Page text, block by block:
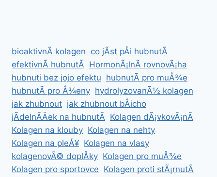
bioaktivnÃ­ kolagen co jÃ­st pÅi hubnutÃ­
efektivnÃ­ hubnutÃ­ HormonÃ¡lnÃ­ rovnovÃ¡ha
hubnuti bez jojo efektu hubnutÃ­ pro muÅ¾e
hubnutÃ­ pro Å¾eny hydrolyzovanÃ½ kolagen
jak zhubnout jak zhubnout bÅicho
jÃ­delnÃ­Äek na hubnutÃ­ Kolagen dÃ¡vkovÃ¡nÃ­
Kolagen na klouby Kolagen na nehty
Kolagen na pleÅ¥ Kolagen na vlasy
kolagenovÃ© doplÅky Kolagen pro muÅ¾e
Kolagen pro sportovce Kolagen proti stÃ¡rnutÃ­